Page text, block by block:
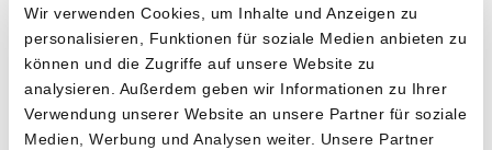
Wir verwenden Cookies, um Inhalte und Anzeigen zu
personalisieren, Funktionen für soziale Medien anbieten zu
können und die Zugriffe auf unsere Website zu
analysieren. Außerdem geben wir Informationen zu Ihrer
Verwendung unserer Website an unsere Partner für soziale
Medien, Werbung und Analysen weiter. Unsere Partner